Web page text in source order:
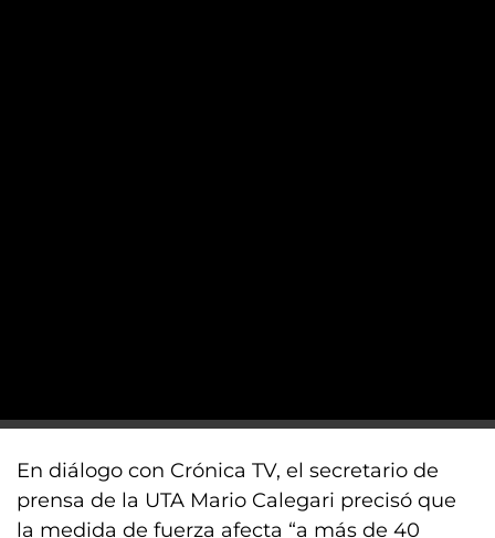
En diálogo con Crónica TV, el secretario de
prensa de la UTA Mario Calegari precisó que
la medida de fuerza afecta “a más de 40